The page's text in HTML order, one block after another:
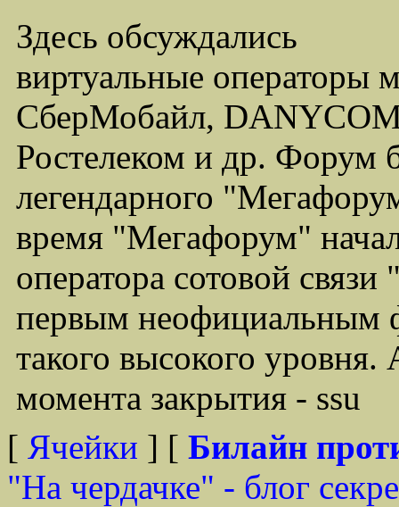
Здесь обсуждались
виртуальные операторы
СберМобайл,
Ростелеком и др. Форум
легендарного
время "Мегафорум"
оператора сотовой
первым неофициальным
такого высокого
момента закрытия - ssu
[ Ячейки ] [ Билайн
"На чердачке" - блог